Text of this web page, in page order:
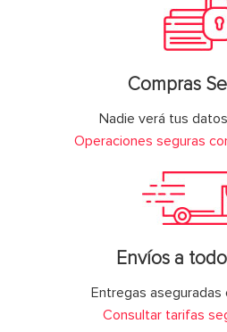
Compras
Nadie verá tus
Operaciones seguras
Envíos a
Entregas aseguradas
Consultar tarifas